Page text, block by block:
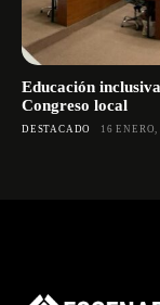
Educación
Congreso local
DESTACADO 16 ENERO,